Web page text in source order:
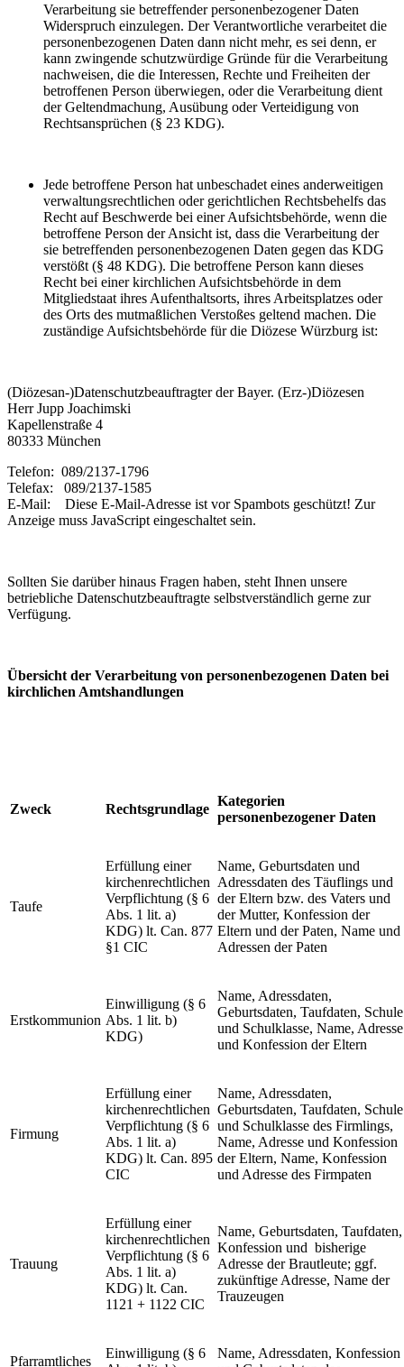
Verarbeitung sie betreffender personenbezogener Daten
Widerspruch einzulegen. Der Verantwortliche verarbeitet die
personenbezogenen Daten dann nicht mehr, es sei denn, er
kann zwingende schutzwürdige Gründe für die Verarbeitung
nachweisen, die die Interessen, Rechte und Freiheiten der
betroffenen Person überwiegen, oder die Verarbeitung dient
der Geltendmachung, Ausübung oder Verteidigung von
Rechtsansprüchen (§ 23 KDG).
Jede betroffene Person hat unbeschadet eines anderweitigen
verwaltungsrechtlichen oder gerichtlichen Rechtsbehelfs das
Recht auf Beschwerde bei einer Aufsichtsbehörde, wenn die
betroffene Person der Ansicht ist, dass die Verarbeitung der
sie betreffenden personenbezogenen Daten gegen das KDG
verstößt (§ 48 KDG). Die betroffene Person kann dieses
Recht bei einer kirchlichen Aufsichtsbehörde in dem
Mitgliedstaat ihres Aufenthaltsorts, ihres Arbeitsplatzes oder
des Orts des mutmaßlichen Verstoßes geltend machen. Die
zuständige Aufsichtsbehörde für die Diözese Würzburg ist:
(Diözesan-)Datenschutzbeauftragter der Bayer. (Erz-)Diözesen
Herr Jupp Joachimski
Kapellenstraße 4
80333 München
Telefon: 089/2137-1796
Telefax: 089/2137-1585
E-Mail: Diese E-Mail-Adresse ist vor Spambots geschützt! Zur
Anzeige muss JavaScript eingeschaltet sein.
Sollten Sie darüber hinaus Fragen haben, steht Ihnen unsere
betriebliche Datenschutzbeauftragte selbstverständlich gerne zur
Verfügung.
Übersicht der Verarbeitung von personenbezogenen Daten bei
kirchlichen Amtshandlungen
Zweck Rechtsgrundlage
Kategorien
personenbezogener Daten
Taufe
Erfüllung einer
kirchenrechtlichen
Verpflichtung (§ 6
Abs. 1 lit. a)
KDG) lt. Can. 877
§1 CIC
Name, Geburtsdaten und
Adressdaten des Täuflings und
der Eltern bzw. des Vaters und
der Mutter, Konfession der
Eltern und der Paten, Name und
Adressen der Paten
Erstkommunion
Einwilligung (§ 6
Abs. 1 lit. b)
KDG)
Name, Adressdaten,
Geburtsdaten, Taufdaten, Schule
und Schulklasse, Name, Adresse
und Konfession der Eltern
Firmung
Erfüllung einer
kirchenrechtlichen
Verpflichtung (§ 6
Abs. 1 lit. a)
KDG) lt. Can. 895
CIC
Name, Adressdaten,
Geburtsdaten, Taufdaten, Schule
und Schulklasse des Firmlings,
Name, Adresse und Konfession
der Eltern, Name, Konfession
und Adresse des Firmpaten
Trauung
Erfüllung einer
kirchenrechtlichen
Verpflichtung (§ 6
Abs. 1 lit. a)
KDG) lt. Can.
1121 + 1122 CIC
Name, Geburtsdaten, Taufdaten,
Konfession und bisherige
Adresse der Brautleute; ggf.
zukünftige Adresse, Name der
Trauzeugen
Pfarramtliches
Einwilligung (§ 6
Name, Adressdaten, Konfession